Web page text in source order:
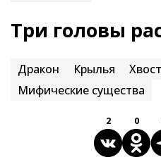
Три головы
Дракон Крылья Хвост
Мифические существа
2 0